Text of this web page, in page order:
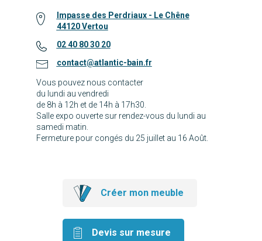
Impasse des Perdriaux - Le Chêne
44120 Vertou
02 40 80 30 20
contact@atlantic-bain.fr
Vous pouvez nous contacter
du lundi au vendredi
de 8h à 12h et de 14h à 17h30.
Salle expo ouverte sur rendez-vous du lundi au
samedi matin.
Fermeture pour congés du 25 juillet au 16 Août.
Créer mon meuble
Devis sur mesure